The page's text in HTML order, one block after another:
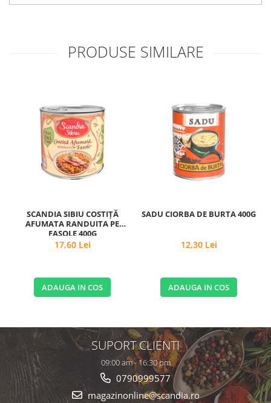
PRODUSE SIMILARE
SCANDIA SIBIU COSTIŢĂ
AFUMATA RANDUITA PE
FASOLE 400G
17,60 Lei
ADAUGA IN COS
SADU CIORBA DE BURTA 400G
12,30 Lei
ADAUGA IN COS
SUPORT CLIENTI
09:00 am - 16:30 pm
0790999577
magazinonline@scandia.ro